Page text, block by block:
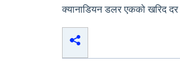
क्यानाडियन डलर एकको खरिद